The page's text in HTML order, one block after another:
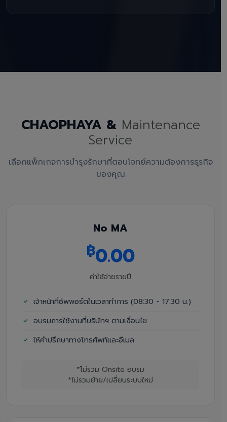
CHAOPHAYA & Maintenance
Service
เลือกแพ็กเกจการบำรุงรักษาที่ตอบโจทย์ความต้องการธุรกิจ
ของคุณ
No MA
฿0.00
ค่าใช้จ่ายรายปี
เจ้าหน้าที่ซัพพอร์ตในเวลาทำการ (08:30 - 17:30 น.)
อบรมการใช้งานที่บริษัทฯ ตามเงื่อนไข
ให้คำปรึกษาทางโทรศัพท์และอีเมล
*ไม่รวม Onsite อบรม
*ไม่รวมย้าย/เปลี่ยนระบบใหม่